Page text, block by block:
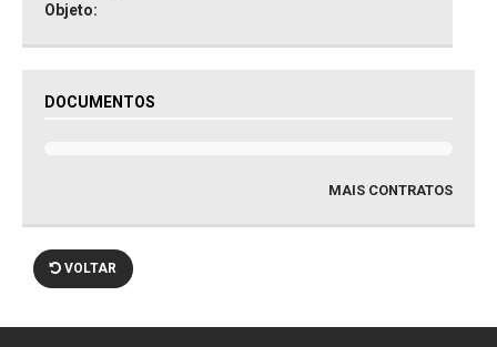
Objeto:
DOCUMENTOS
MAIS CONTRATOS
VOLTAR